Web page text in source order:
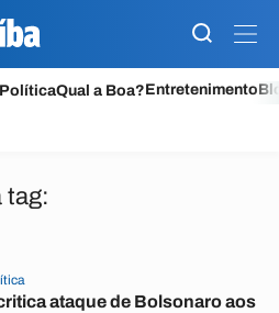
PolíticaQual a Boa?Entretenimento
tag:
ataque de Bolsonaro aos